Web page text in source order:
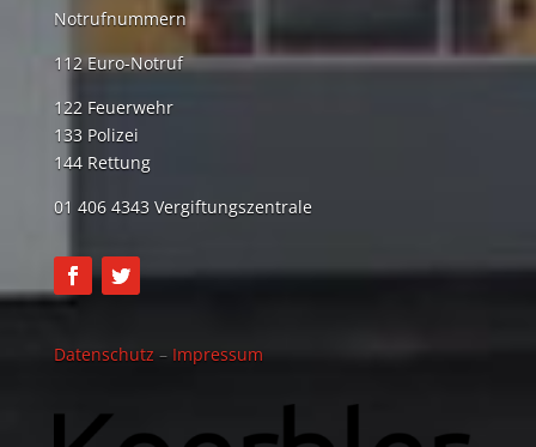
Notrufnummern
112 Euro-Notruf
122 Feuerwehr
133 Polizei
144 Rettung
01 406 4343 Vergiftungszentrale
Datenschutz – Impressum